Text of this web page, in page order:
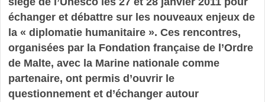
échanger et débattre sur les nouveaux enjeux de
la « diplomatie humanitaire ». Ces rencontres,
organisées par la Fondation française de l’Ordre
de Malte, avec la Marine nationale comme
partenaire, ont permis d’ouvrir le
questionnement et d’échanger autour